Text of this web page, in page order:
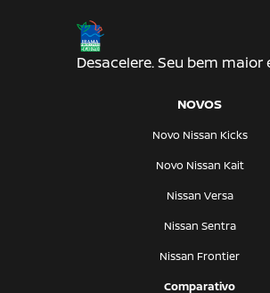
Desacelere. Seu bem maior
NOVOS
Novo Nissan Kicks
Novo Nissan Kait
Nissan Versa
Nissan Sentra
Nissan Frontier
Comparativo